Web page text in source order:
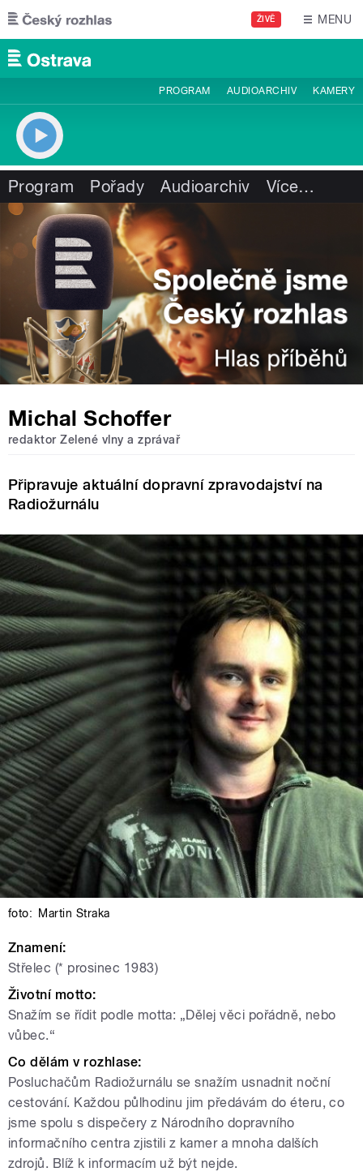
Přejít k hlavnímu obsahu
ŽIVĚ MENU
PROGRAM AUDIOARCHIV KAMERY
Program Pořady Audioarchiv Více…
Michal Schoffer
redaktor Zelené vlny a zprávař
Připravuje aktuální dopravní zpravodajství na
Radiožurnálu
foto: Martin Straka
Znamení:
Střelec (* prosinec 1983)
Životní motto:
Snažím se řídit podle motta: „Dělej věci pořádně, nebo
vůbec.“
Co dělám v rozhlase:
Posluchačům Radiožurnálu se snažím usnadnit noční
cestování. Každou půlhodinu jim předávám do éteru, co
jsme spolu s dispečery z Národního dopravního
informačního centra zjistili z kamer a mnoha dalších
zdrojů. Blíž k informacím už být nejde.